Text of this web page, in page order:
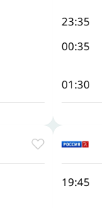
23:35
00:35
01:30
19:45